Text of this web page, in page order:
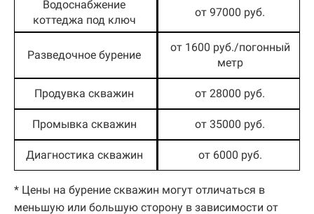
Водоснабжение
коттеджа под ключ
от 97000 руб.
Разведочное бурение
от 1600 руб./погонный
метр
Продувка скважин от 28000 руб.
Промывка скважин от 35000 руб.
Диагностика скважин от 6000 руб.
* Цены на бурение скважин могут отличаться в
меньшую или большую сторону в зависимости от